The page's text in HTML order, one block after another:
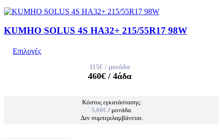
KUMHO SOLUS 4S HA32+ 215/55R17 98W
Επιλογές
115€/ μονάδα
460€/ 4άδα
Κόστος εγκατάστασης:
5,00€ / μονάδα.
Δεν συμπεριλαμβάνεται.